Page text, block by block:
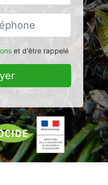
et d'être rappelé